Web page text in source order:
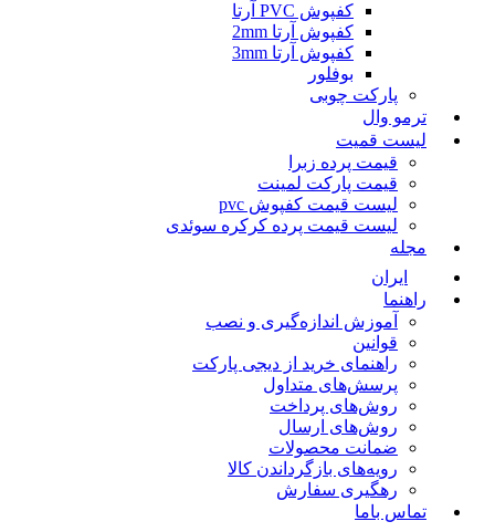
کفپوش PVC آرتا
کفپوش آرتا 2mm
کفپوش آرتا 3mm
بوفلور
پارکت چوبی
ترمو وال
لیست قمیت
قیمت پرده زبرا
قیمت پارکت لمینت
لیست قیمت کفپوش pvc
لیست قیمت پرده کرکره سوئدی
مجله
ایران
راهنما
آموزش اندازه‌گیری و نصب
قوانین
راهنمای خرید از دیجی پارکت
پرسش‌های متداول
روش‌های پرداخت
روش‌های ارسال
ضمانت محصولات
رویه‌های بازگرداندن کالا
رهگیری سفارش
تماس باما